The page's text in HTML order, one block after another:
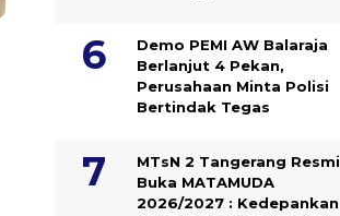
Demo PEMI AW Balaraja
Berlanjut 4 Pekan,
Perusahaan Minta Polisi
Bertindak Tegas
MTsN 2 Tangerang Resmi
Buka MATAMUDA
2026/2027 : Kedepankan